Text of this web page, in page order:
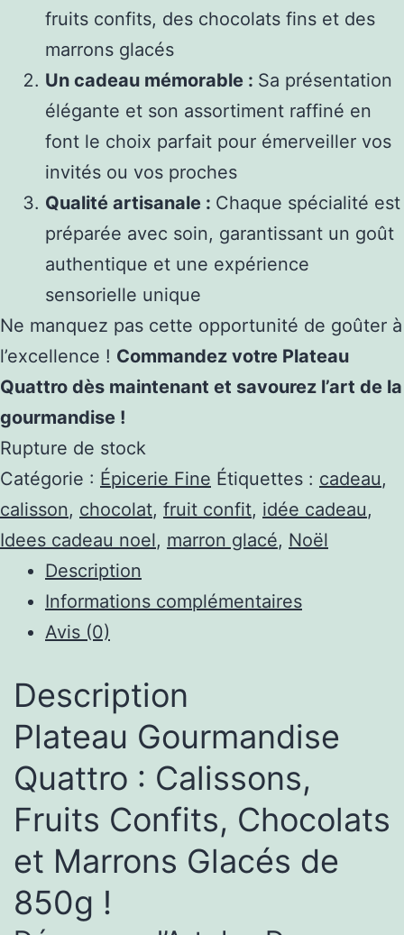
fruits confits, des chocolats fins et des
marrons glacés
Un cadeau mémorable : Sa présentation
élégante et son assortiment raffiné en
font le choix parfait pour émerveiller vos
invités ou vos proches
Qualité artisanale : Chaque spécialité est
préparée avec soin, garantissant un goût
authentique et une expérience
sensorielle unique
Ne manquez pas cette opportunité de goûter à
l’excellence ! Commandez votre Plateau
Quattro dès maintenant et savourez l’art de la
gourmandise !
Rupture de stock
Catégorie : Épicerie Fine Étiquettes : cadeau,
calisson, chocolat, fruit confit, idée cadeau,
Idees cadeau noel, marron glacé, Noël
Description
Informations complémentaires
Avis (0)
Description
Plateau Gourmandise
Quattro : Calissons,
Fruits Confits, Chocolats
et Marrons Glacés de
850g !